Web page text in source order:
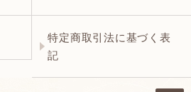
特定商取引法に基づく表
記